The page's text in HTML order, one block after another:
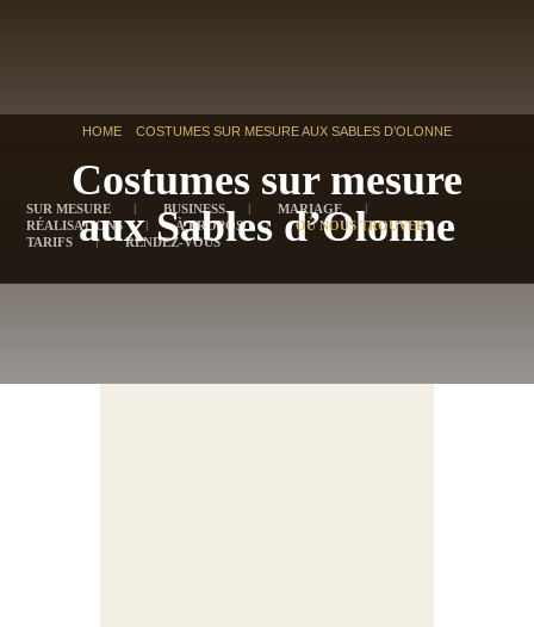
SUR MESURE BUSINESS
MARIAGE
RÉALISATIONS
À PROPOS
OÙ NOUS TROUVER
TARIFS
RENDEZ-VOUS
HOME COSTUMES SUR MESURE AUX SABLES D’OLONNE
Costumes sur mesure
aux Sables d’Olonne